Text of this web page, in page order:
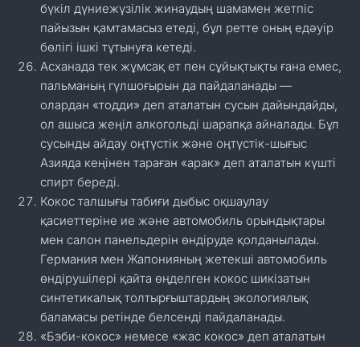
бүкіл дүниежүзілік жинаудың шамамен жетпіс
пайызын қамтамасыз етеді, бұл ретте оның едәуір
бөлігі ішкі тұтынуға кетеді.
Асханада тек жұмсақ ет пен сұйықтықты ғана емес,
пальманың гүлшоғырын да пайдаланады —
олардан «тодди» деп аталатын сусын дайындайды,
ол ашыса жеңіл алкогольді шарапқа айналады. Бұл
сусынды айдау оңтүстік және оңтүстік-шығыс
Азияда кеңінен тараған «арак» деп аталатын күшті
спирт береді.
Кокос талшығы табиғи дыбыс оқшаулау
қасиеттеріне ие және автомобиль орындықтары
мен салон панельдерін өндіруде қолданылады.
Германия мен Жапонияның жетекші автомобиль
өндірушілері қайта өңделген кокос шикізатын
синтетикалық толтырғыштардың экологиялық
баламасы ретінде белсенді пайдаланады.
«Бэби-кокос» немесе «жас кокос» деп аталатын